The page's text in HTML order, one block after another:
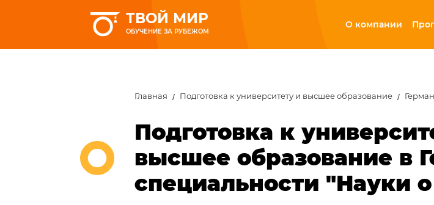
ТВОЙ МИР
ОБУЧЕНИЕ ЗА РУБЕЖОМ
О компании
Главная Подготовка к университету и высшее образование
Подготовка к
высшее образование в
специальности "Науки